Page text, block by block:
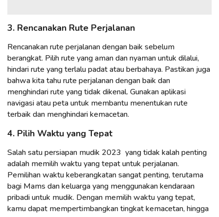
3. Rencanakan Rute Perjalanan
Rencanakan rute perjalanan dengan baik sebelum
berangkat. Pilih rute yang aman dan nyaman untuk dilalui,
hindari rute yang terlalu padat atau berbahaya. Pastikan juga
bahwa kita tahu rute perjalanan dengan baik dan
menghindari rute yang tidak dikenal. Gunakan aplikasi
navigasi atau peta untuk membantu menentukan rute
terbaik dan menghindari kemacetan.
4. Pilih Waktu yang Tepat
Salah satu persiapan mudik 2023 yang tidak kalah penting
adalah memilih waktu yang tepat untuk perjalanan.
Pemilihan waktu keberangkatan sangat penting, terutama
bagi Mams dan keluarga yang menggunakan kendaraan
pribadi untuk mudik. Dengan memilih waktu yang tepat,
kamu dapat mempertimbangkan tingkat kemacetan, hingga